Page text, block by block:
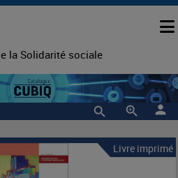
la Solidarité sociale
zoom_in person
Livre imprimé